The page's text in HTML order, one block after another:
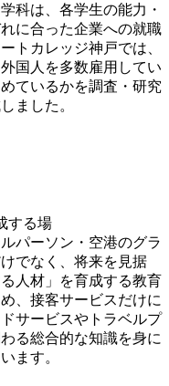
科は、各学生の能力・
に合った企業への就職
トカレッジ神戸では、
国人を多数雇用してい
ているかを調査・研究
ました。
する場
パーソン・空港のグラ
でなく、将来を見据
人材」を育成する教育
、接客サービスだけに
サービスやトラベルプ
る総合的な知識を身に
ます。